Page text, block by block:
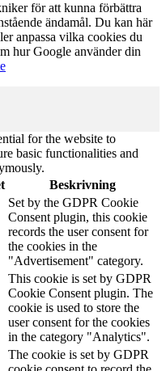
för att kunna förbättra
ändamål. Du kan här
anpassa vilka cookies du
hur Google använder din
for the website to
basic functionalities and
Beskrivning
Set by the GDPR Cookie
Consent plugin, this cookie
records the user consent for
the cookies in the
"Advertisement" category.
This cookie is set by GDPR
Cookie Consent plugin. The
cookie is used to store the
user consent for the cookies
in the category "Analytics".
The cookie is set by GDPR